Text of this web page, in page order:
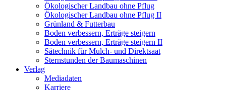
Ökologischer Landbau ohne Pflug
Ökologischer Landbau ohne Pflug II
Grünland & Futterbau
Boden verbessern, Erträge steigern
Boden verbessern, Erträge steigern II
Sätechnik für Mulch- und Direktsaat
Sternstunden der Baumaschinen
Verlag
Mediadaten
Karriere